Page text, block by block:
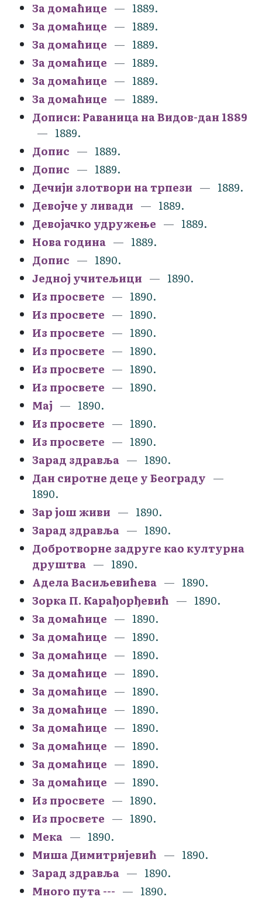
За домаћице
1889.
За домаћице
1889.
За домаћице
1889.
За домаћице
1889.
За домаћице
1889.
За домаћице
1889.
Дописи: Раваница на Видов-дан 1889
1889.
Допис
1889.
Допис
1889.
Дечији злотвори на трпези
1889.
Девојче у ливади
1889.
Девојачко удружење
1889.
Нова година
1889.
Допис
1890.
Једној учитељици
1890.
Из просвете
1890.
Из просвете
1890.
Из просвете
1890.
Из просвете
1890.
Из просвете
1890.
Из просвете
1890.
Мај
1890.
Из просвете
1890.
Из просвете
1890.
Зарад здравља
1890.
Дан сиротне деце у Београду
1890.
Зар још живи
1890.
Зарад здравља
1890.
Добротворне задруге као културна
друштва
1890.
Адела Васиљевићева
1890.
Зорка П. Карађорђевић
1890.
За домаћице
1890.
За домаћице
1890.
За домаћице
1890.
За домаћице
1890.
За домаћице
1890.
За домаћице
1890.
За домаћице
1890.
За домаћице
1890.
За домаћице
1890.
За домаћице
1890.
Из просвете
1890.
Из просвете
1890.
Мека
1890.
Миша Димитријевић
1890.
Зарад здравља
1890.
Много пута ---
1890.